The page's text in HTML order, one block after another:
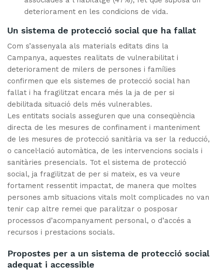
deteriorament en les condicions de vida.
Un sistema de protecció social que ha fallat
Com s’assenyala als materials editats dins la
Campanya, aquestes realitats de vulnerabilitat i
deteriorament de milers de persones i famílies
confirmen que els sistemes de protecció social han
fallat i ha fragilitzat encara més la ja de per si
debilitada situació dels més vulnerables.
Les entitats socials asseguren que una conseqüència
directa de les mesures de confinament i manteniment
de les mesures de protecció sanitària va ser la reducció,
o cancel·lació automàtica, de les intervencions socials i
sanitàries presencials. Tot el sistema de protecció
social, ja fragilitzat de per si mateix, es va veure
fortament ressentit impactat, de manera que moltes
persones amb situacions vitals molt complicades no van
tenir cap altre remei que paralitzar o posposar
processos d’acompanyament personal, o d’accés a
recursos i prestacions socials.
Propostes per a un sistema de protecció social
adequat i accessible